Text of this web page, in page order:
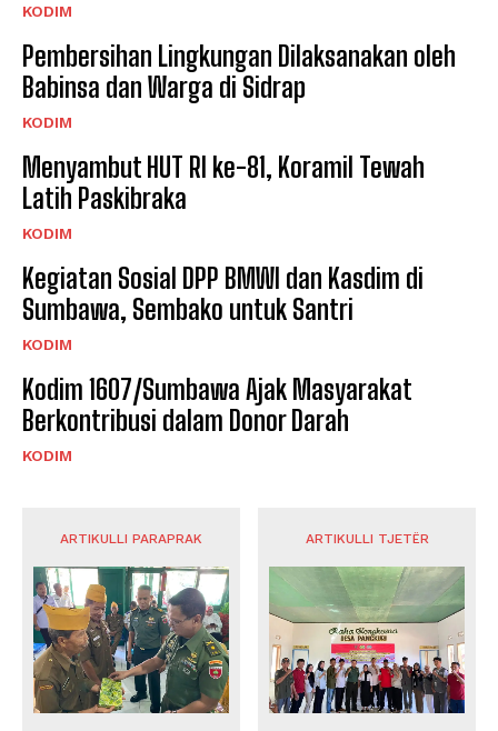
KODIM
Pembersihan Lingkungan Dilaksanakan oleh
Babinsa dan Warga di Sidrap
KODIM
Menyambut HUT RI ke-81, Koramil Tewah
Latih Paskibraka
KODIM
Kegiatan Sosial DPP BMWI dan Kasdim di
Sumbawa, Sembako untuk Santri
KODIM
Kodim 1607/Sumbawa Ajak Masyarakat
Berkontribusi dalam Donor Darah
KODIM
ARTIKULLI PARAPRAK ARTIKULLI TJETËR